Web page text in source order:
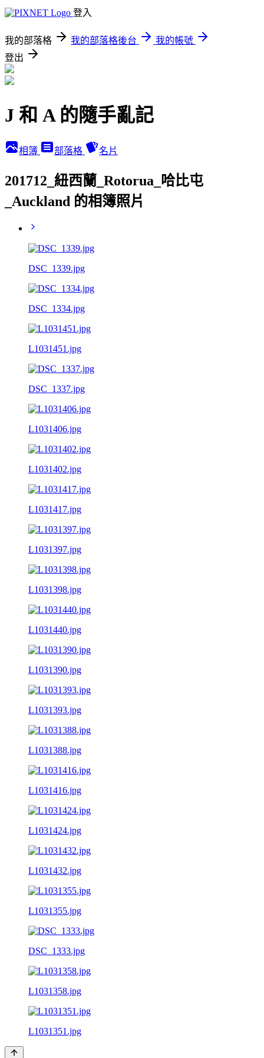
登入
我的部落格 我的部落格後台
我的帳號
登出
J 和 A 的隨手亂記
相簿 部落格 名片
201712_紐西蘭_Rotorua_哈比屯
_Auckland 的相簿照片
DSC_1339.jpg
DSC_1334.jpg
L1031451.jpg
DSC_1337.jpg
L1031406.jpg
L1031402.jpg
L1031417.jpg
L1031397.jpg
L1031398.jpg
L1031440.jpg
L1031390.jpg
L1031393.jpg
L1031388.jpg
L1031416.jpg
L1031424.jpg
L1031432.jpg
L1031355.jpg
DSC_1333.jpg
L1031358.jpg
L1031351.jpg